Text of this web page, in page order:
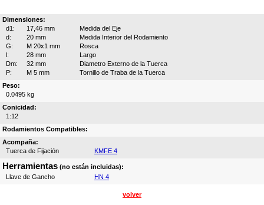
Dimensiones:
d1:
17,46 mm
Medida del Eje
d:
20 mm
Medida Interior del Rodamiento
G:
M 20x1 mm
Rosca
l:
28 mm
Largo
Dm:
32 mm
Diametro Externo de la Tuerca
P:
M 5 mm
Tornillo de Traba de la Tuerca
Peso:
0.0495 kg
Conicidad:
1:12
Rodamientos Compatibles:
Acompaña:
Tuerca de Fijación
KMFE 4
Herramientas (no están incluidas):
Llave de Gancho
HN 4
volver